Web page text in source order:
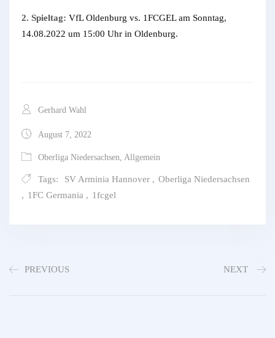
2. Spieltag: VfL Oldenburg vs. 1FCGEL am Sonntag,
14.08.2022 um 15:00 Uhr in Oldenburg.
Gerhard Wahl
August 7, 2022
Oberliga Niedersachsen, Allgemein
Tags: SV Arminia Hannover , Oberliga Niedersachsen
, 1FC Germania , 1fcgel
PREVIOUS NEXT